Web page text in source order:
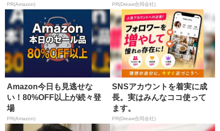
が...
PR(Amazon) PR(Dreaw合同会社)
Amazon今日も見逃せな
い！80%OFF以上が続々登
場
PR(Amazon)
SNSアカウントを着実に成
長。実はみんなココ使って
ます。
PR(Dreaw合同会社)